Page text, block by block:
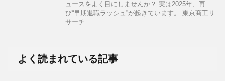
ュースをよく目にしませんか？ 実は2025年、再
び“早期退職ラッシュ”が起きています。 東京商工リ
サーチ ...
よく読まれている記事